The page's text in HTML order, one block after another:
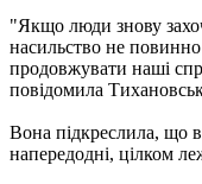
"Якщо люди знову
насильство не
продовжувати наші
повідомила
Вона підкреслила, що
напередодні, цілком